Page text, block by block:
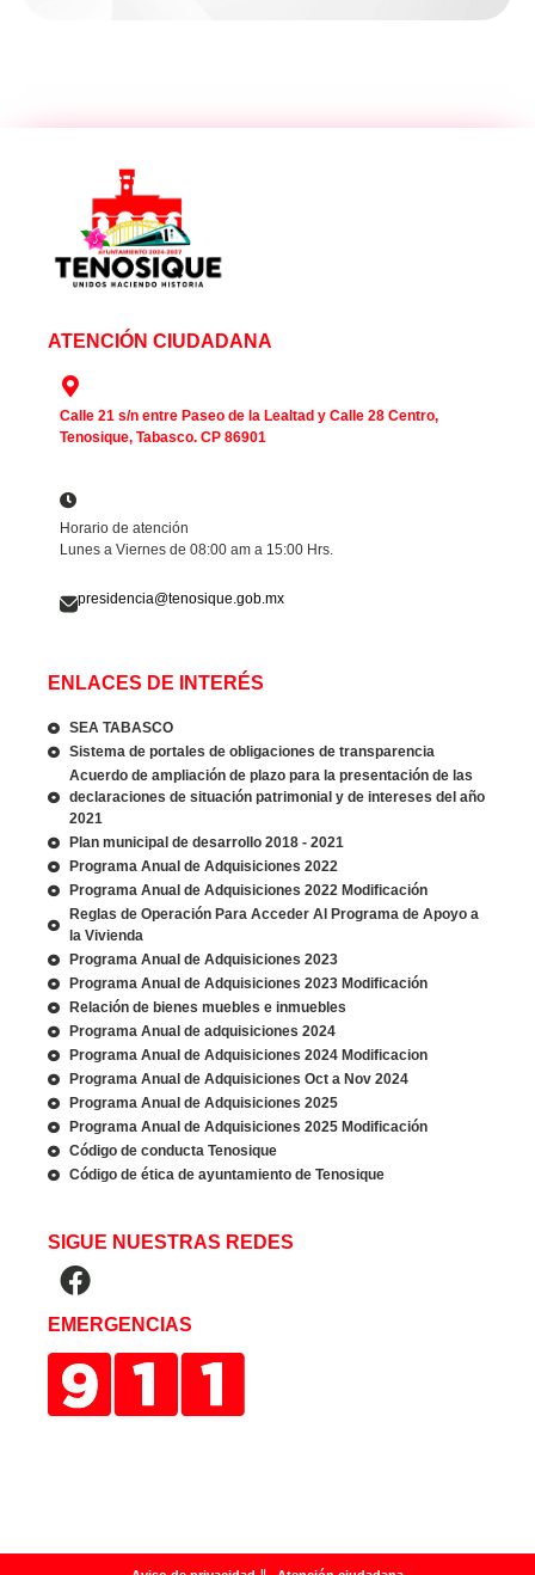
ATENCIÓN CIUDADANA
Calle 21 s/n entre Paseo de la Lealtad y Calle 28 Centro,
Tenosique, Tabasco. CP 86901
Horario de atención
Lunes a Viernes de 08:00 am a 15:00 Hrs.
presidencia@tenosique.gob.mx
ENLACES DE INTERÉS
SEA TABASCO
Sistema de portales de obligaciones de transparencia
Acuerdo de ampliación de plazo para la presentación de las
declaraciones de situación patrimonial y de intereses del año
2021
Plan municipal de desarrollo 2018 - 2021
Programa Anual de Adquisiciones 2022
Programa Anual de Adquisiciones 2022 Modificación
Reglas de Operación Para Acceder Al Programa de Apoyo a
la Vivienda
Programa Anual de Adquisiciones 2023
Programa Anual de Adquisiciones 2023 Modificación
Relación de bienes muebles e inmuebles
Programa Anual de adquisiciones 2024
Programa Anual de Adquisiciones 2024 Modificacion
Programa Anual de Adquisiciones Oct a Nov 2024
Programa Anual de Adquisiciones 2025
Programa Anual de Adquisiciones 2025 Modificación
Código de conducta Tenosique
Código de ética de ayuntamiento de Tenosique
SIGUE NUESTRAS REDES
EMERGENCIAS